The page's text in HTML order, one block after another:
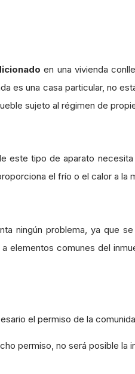
en una vivienda
es una casa particular, no
sujeto al régimen de
este tipo de aparato
el frío o el calor a la
ningún problema, ya que
elementos comunes del
el permiso de la
permiso, no será posible la